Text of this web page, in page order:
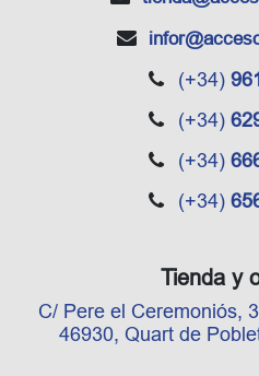
Tienda y
C/ Pere el Ceremoniós,
46930, Quart de
infor
(+34)
(+34)
(+34)
(+34)